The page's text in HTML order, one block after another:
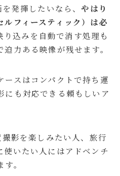
発揮したいなら、やはり
ルフィースティック）は必
込みを自動で消す処理も
力ある映像が残せます。
ースはコンパクトで持ち運
にも対応できる頼もしいア
影を楽しみたい人、旅行
いたい人にはアドベンチ
。